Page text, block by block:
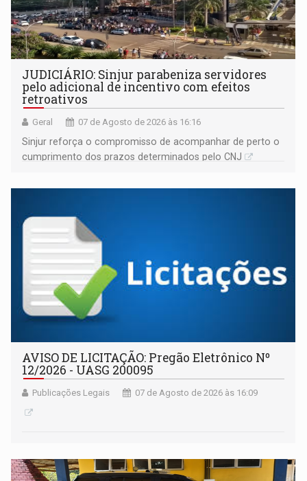
JUDICIÁRIO: Sinjur parabeniza servidores
pelo adicional de incentivo com efeitos
retroativos
Geral 07 de Agosto de 2026 às 16:16
Sinjur reforça o compromisso de acompanhar de perto o
cumprimento dos prazos determinados pelo CNJ
AVISO DE LICITAÇÃO: Pregão Eletrônico Nº
12/2026 - UASG 200095
Publicações Legais 07 de Agosto de 2026 às 16:09